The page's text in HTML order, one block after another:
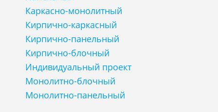
Каркасно-монолитный
Кирпично-каркасный
Кирпично-панельный
Кирпично-блочный
Индивидуальный проект
Монолитно-блочный
Монолитно-панельный